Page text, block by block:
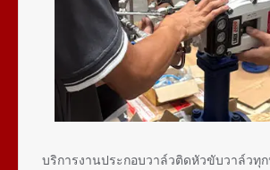
บริการงานประกอบวาล์วติดหัวขับวาล์วทุก